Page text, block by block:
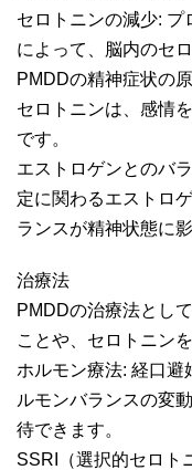
セロトニンの減少: プ
によって、脳内のセ
PMDDの精神症状の
セロトニンは、感情
です。
エストロゲンとのバ
定に関わるエストロ
ランスが精神状態に影
治療法
PMDDの治療法とし
ことや、セロトニン
ホルモン療法: 経口
ルモンバランスの変
待できます。
SSRI（選択的セロト